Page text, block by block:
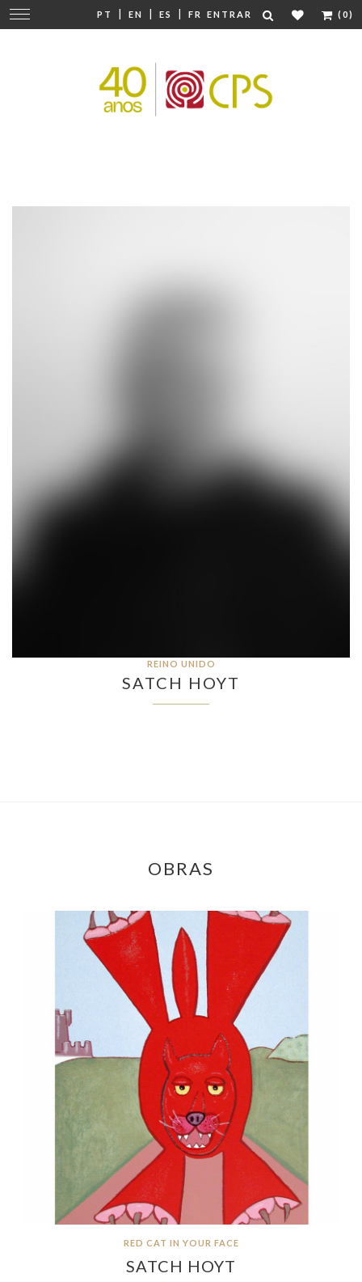
PT | EN | ES | FR ENTRAR (0)
Mudar
navegação
REINO UNIDO
SATCH HOYT
OBRAS
RED CAT IN YOUR FACE
SATCH HOYT